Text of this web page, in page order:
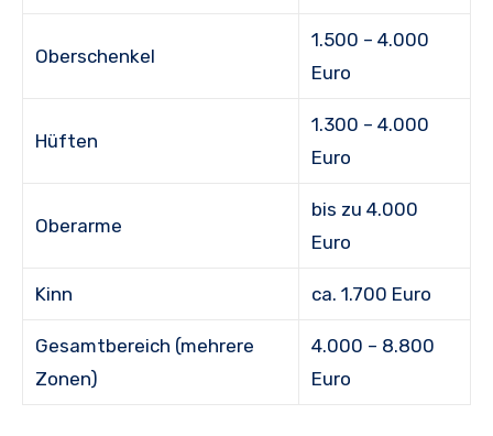
Oberschenkel
1.500 – 4.000
Euro
Hüften
1.300 – 4.000
Euro
Oberarme
bis zu 4.000
Euro
Kinn ca. 1.700 Euro
Gesamtbereich (mehrere
Zonen)
4.000 – 8.800
Euro